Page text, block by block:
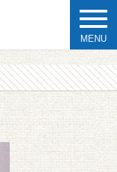
MENU